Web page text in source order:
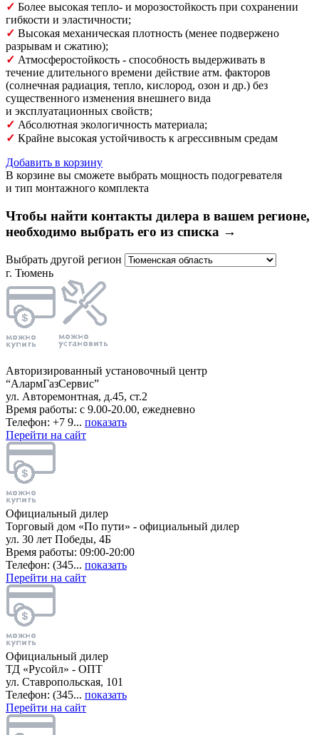
​✓ Более высокая тепло- и морозостойкость при сохранении
гибкости и эластичности;
✓ Высокая механическая плотность (менее подвержено
разрывам и сжатию);
​✓ Атмосферостойкость - способность выдерживать в
течение длительного времени действие атм. факторов
(солнечная радиация, тепло, кислород, озон и др.) без
существенного изменения внешнего вида
и эксплуатационных свойств;
✓ Абсолютная экологичность материала;
​✓ Крайне высокая устойчивость к агрессивным средам
Добавить в корзину
В корзине вы сможете выбрать мощность подогревателя
и тип монтажного комплекта
Чтобы найти контакты дилера в вашем регионе,
необходимо выбрать его из списка →
Выбрать другой регион
г. Тюмень
Авторизированный установочный центр
“АлармГазСервис”
ул. Авторемонтная, д.45, ст.2
Время работы: с 9.00-20.00, ежедневно
Телефон: +7 9... показать
Перейти на сайт
Официальный дилер
Торговый дом «По пути» - официальный дилер
ул. 30 лет Победы, 4Б
Время работы: 09:00-20:00
Телефон: (345... показать
Перейти на сайт
Официальный дилер
ТД «Русойл» - ОПТ
ул. Ставропольская, 101
Телефон: (345... показать
Перейти на сайт